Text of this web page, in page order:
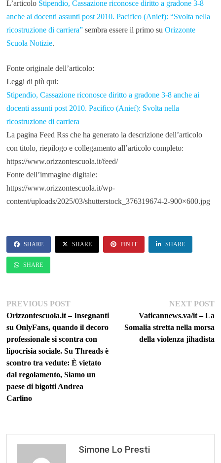
L’articolo Stipendio, Cassazione riconosce diritto a gradone 3-8
anche ai docenti assunti post 2010. Pacifico (Anief): “Svolta nella
ricostruzione di carriera”sembra essere il primo su Orizzonte
Scuola Notizie.
Fonte originale dell’articolo:
Leggi di più qui:
Stipendio, Cassazione riconosce diritto a gradone 3-8 anche ai
docenti assunti post 2010. Pacifico (Anief): Svolta nella
ricostruzione di carriera
La pagina Feed Rss che ha generato la descrizione dell’articolo
con titolo, riepilogo e collegamento all’articolo completo:
https://www.orizzontescuola.it/feed/
Fonte dell’immagine digitale:
https://www.orizzontescuola.it/wp-
content/uploads/2025/03/shutterstock_376319674-2-900×600.jpg
SHARE SHARE PIN IT SHARE
SHARE
Navigazione
articoli
PREVIOUS POSTPrevious
post:
Orizzontescuola.it – Insegnanti
su OnlyFans, quando il decoro
professionale si scontra con
lipocrisia sociale. Su Threads è
scontro tra vedute: È vietato
dal regolamento, Siamo un
paese di bigotti Andrea
Carlino
NEXT POST
Vaticannews.va/it – La
Somalia stretta nella morsa
della violenza jihadista
Simone Lo Presti